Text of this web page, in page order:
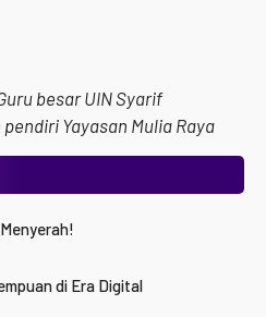
besar UIN Syarif
Yayasan Mulia Raya
di Era Digital